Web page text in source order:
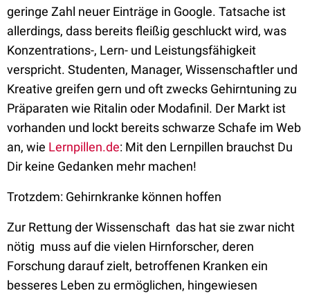
geringe Zahl neuer Einträge in Google. Tatsache ist
allerdings, dass bereits fleißig geschluckt wird, was
Konzentrations-, Lern- und Leistungsfähigkeit
verspricht. Studenten, Manager, Wissenschaftler und
Kreative greifen gern und oft zwecks Gehirntuning zu
Präparaten wie Ritalin oder Modafinil. Der Markt ist
vorhanden und lockt bereits schwarze Schafe im Web
an, wie Lernpillen.de: Mit den Lernpillen brauchst Du
Dir keine Gedanken mehr machen!
Trotzdem: Gehirnkranke können hoffen
Zur Rettung der Wissenschaft  das hat sie zwar nicht
nötig  muss auf die vielen Hirnforscher, deren
Forschung darauf zielt, betroffenen Kranken ein
besseres Leben zu ermöglichen, hingewiesen